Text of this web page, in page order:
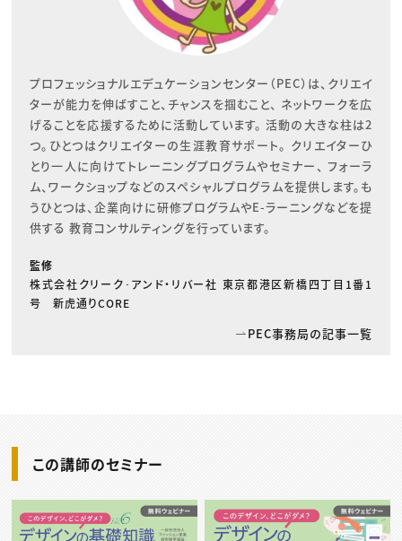
プロフェッショナルエデュケーションセンター（PEC）は、クリエイ
ターが能力を伸ばすこと、チャンスを掴むこと、 ネットワークを広
げることを応援するために活動しています。 活動の大きな柱は2
つ。ひとつはクリエイターの生涯教育サポート。 クリエイターひ
とり一人に向けてトレーニングプログラムやセミナー、 フォーラ
ム、ワークショップなどのスペシャルプログラムを提供します。も
うひとつは、企業向けに研修プログラムやE-ラーニングなどを提
供する 教育コンサルティングを行っています。
監修
株式会社クリーク･アンド・リバー社 東京都港区新橋四丁目1番1
号 新虎通りCORE
PEC事務局の記事一覧
この講師のセミナー